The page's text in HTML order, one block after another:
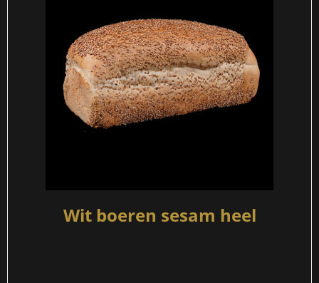
Wit boeren sesam heel